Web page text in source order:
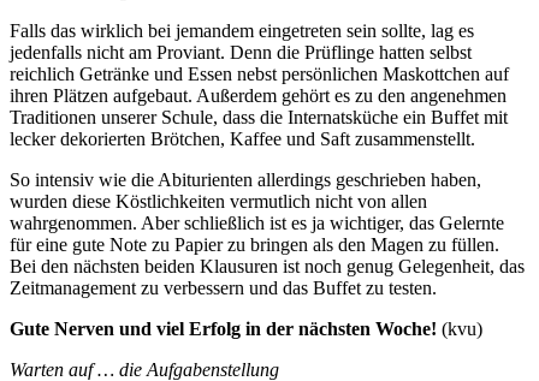
Falls das wirklich bei jemandem eingetreten sein sollte, lag es
jedenfalls nicht am Proviant. Denn die Prüflinge hatten selbst
reichlich Getränke und Essen nebst persönlichen Maskottchen auf
ihren Plätzen aufgebaut. Außerdem gehört es zu den angenehmen
Traditionen unserer Schule, dass die Internatsküche ein Buffet mit
lecker dekorierten Brötchen, Kaffee und Saft zusammenstellt.
So intensiv wie die Abiturienten allerdings geschrieben haben,
wurden diese Köstlichkeiten vermutlich nicht von allen
wahrgenommen. Aber schließlich ist es ja wichtiger, das Gelernte
für eine gute Note zu Papier zu bringen als den Magen zu füllen.
Bei den nächsten beiden Klausuren ist noch genug Gelegenheit, das
Zeitmanagement zu verbessern und das Buffet zu testen.
Gute Nerven und viel Erfolg in der nächsten Woche! (kvu)
Warten auf … die Aufgabenstellung